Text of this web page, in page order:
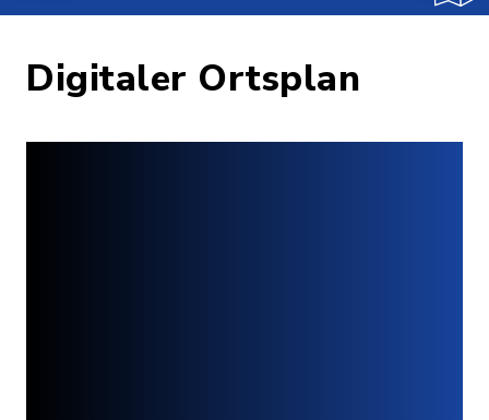
Digitaler Ortsplan